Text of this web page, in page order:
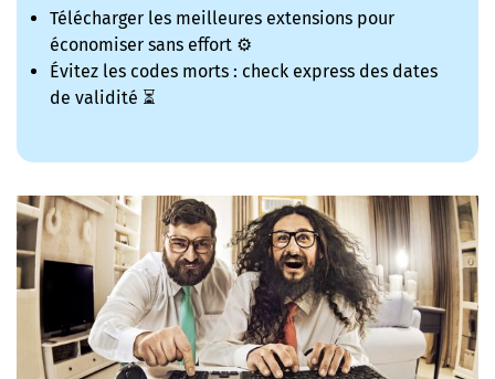
Télécharger les meilleures extensions pour
économiser sans effort ⚙️
Évitez les codes morts : check express des dates
de validité ⏳